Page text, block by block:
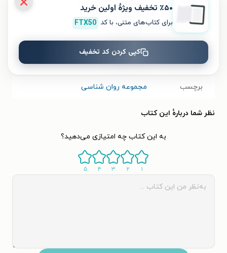
شابک ۹۷۸-۶۰۰-۰۲-۲۶۷۱-۸
تعداد صفحه‌ها
برچسب مجموعه روان شناسی
نظر شما دربارهٔ این کتاب
به این کتاب چه امتیازی می‌دهید؟
۱ ۲ ۳ ۴ ۵
٪۵۰ تخفیف ویژۀ اولین خرید
برای کتاب‌های متنی، با کد FTX50
کپی کردن کد تخفیف